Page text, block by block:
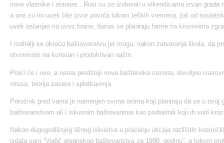
nove vlasnike i stanare…Rusi su se izolovali u vikendicama izvan grada
a one su im uvek bile izvor povrća tokom teških vremena, još od
uvek oslanjao na uvoz hrane, danas se planiraju farme na krovovima
I roditelji se okreću baštovanstvu jer mogu, nakon zatvaranja škola, da
otvorenom na koristan i produktivan način.
Proći će i ovo, a nama predstoji nova baštenska sezona, dovoljno
virusa, teorija zavera i spletkarenja.
Priručnik pred vama je namenjen svima onima koji planiraju da se u ovoj
baštovanstvom ali i iskusnim baštovanima kao podsetnik koji ih vodi
Nakon dugogodišnjeg ličnog iskustva u praćenju uticaja različitih
izdala sam “Vodič organskog baštovanstva za 1998. godinu”, a tokom